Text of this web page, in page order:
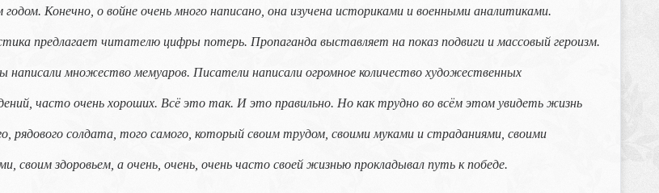
Конечно, о войне очень много написано, она изучена историками и военными аналитиками.
предлагает читателю цифры потерь. Пропаганда выставляет на показ подвиги и массовый героизм.
написали множество мемуаров. Писатели написали огромное количество художественных
часто очень хороших. Всё это так. И это правильно. Но как трудно во всём этом увидеть жизнь
рядового солдата, того самого, который своим трудом, своими муками и страданиями, своими
своим здоровьем, а очень, очень, очень часто своей жизнью прокладывал путь к победе.